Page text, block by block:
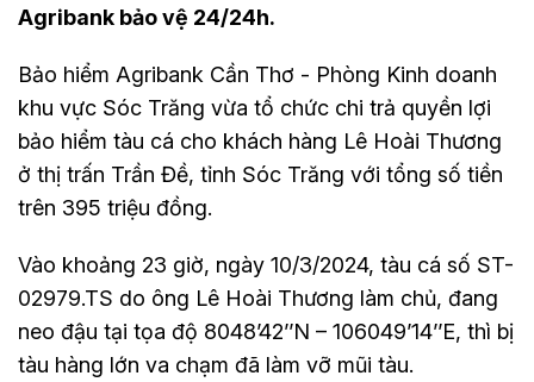
Agribank bảo vệ 24/24h.
Bảo hiểm Agribank Cần Thơ - Phòng Kinh doanh
khu vực Sóc Trăng vừa tổ chức chi trả quyền lợi
bảo hiểm tàu cá cho khách hàng Lê Hoài Thương
ở thị trấn Trần Đề, tỉnh Sóc Trăng với tổng số tiền
trên 395 triệu đồng.
Vào khoảng 23 giờ, ngày 10/3/2024, tàu cá số ST-
02979.TS do ông Lê Hoài Thương làm chủ, đang
neo đậu tại tọa độ 8048’42’’N – 106049’14’’E, thì bị
tàu hàng lớn va chạm đã làm vỡ mũi tàu.